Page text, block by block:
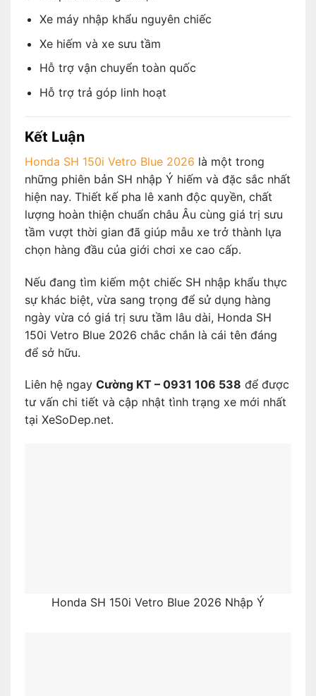
Xe máy nhập khẩu nguyên chiếc
Xe hiếm và xe sưu tầm
Hỗ trợ vận chuyển toàn quốc
Hỗ trợ trả góp linh hoạt
Kết Luận
Honda SH 150i Vetro Blue 2026 là một trong
những phiên bản SH nhập Ý hiếm và đặc sắc nhất
hiện nay. Thiết kế pha lê xanh độc quyền, chất
lượng hoàn thiện chuẩn châu Âu cùng giá trị sưu
tầm vượt thời gian đã giúp mẫu xe trở thành lựa
chọn hàng đầu của giới chơi xe cao cấp.
Nếu đang tìm kiếm một chiếc SH nhập khẩu thực
sự khác biệt, vừa sang trọng để sử dụng hàng
ngày vừa có giá trị sưu tầm lâu dài, Honda SH
150i Vetro Blue 2026 chắc chắn là cái tên đáng
để sở hữu.
Liên hệ ngay Cường KT – 0931 106 538 để được
tư vấn chi tiết và cập nhật tình trạng xe mới nhất
tại XeSoDep.net.
Honda SH 150i Vetro Blue 2026 Nhập Ý